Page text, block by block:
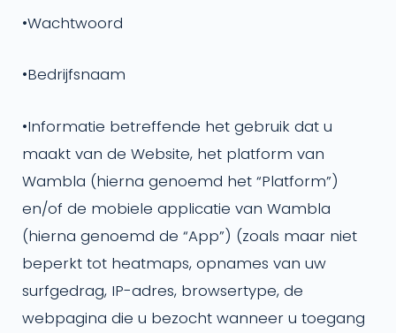
•Wachtwoord
•Bedrijfsnaam
•Informatie betreffende het gebruik dat u
maakt van de Website, het platform van
Wambla (hierna genoemd het “Platform”)
en/of de mobiele applicatie van Wambla
(hierna genoemd de “App”) (zoals maar niet
beperkt tot heatmaps, opnames van uw
surfgedrag, IP-adres, browsertype, de
webpagina die u bezocht wanneer u toegang